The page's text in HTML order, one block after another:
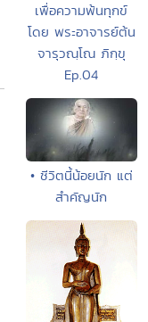
เพื่อความพ้นทุกข์
โดย พระอาจารย์ต้น
จารุวณฺโณ ภิกฺขุ
Ep.04
• ชีวิตนี้น้อยนัก แต่
สำคัญนัก